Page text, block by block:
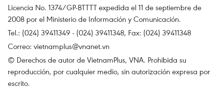
Licencia No. 1374/GP-BTTTT expedida el 11 de septiembre de
2008 por el Ministerio de Información y Comunicación.
Tel.: (024) 39411349 - (024) 39411348, Fax: (024) 39411348
Correo: vietnamplus@vnanet.vn
© Derechos de autor de VietnamPlus, VNA. Prohibida su
reproducción, por cualquier medio, sin autorización expresa por
escrito.